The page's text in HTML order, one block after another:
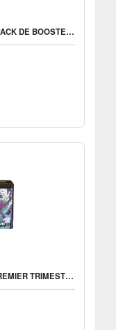
POKÉMON JCC - ÉCARLATE ET VIOLET - PACK DE BOOSTER BLISTER EV09 AVENTURES ENSEMBLE (1 BOOSTER ALÉATOIRE) - FR
POKÉMON JCC : BOÎTES EMPILABLES (PREMIER TRIMESTRE 2025) (1X BOÎTE ALÉATOIRE) - FR